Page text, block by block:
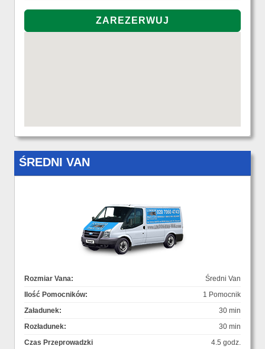
ŚREDNI VAN
Rozmiar Vana:
Średni Van
Ilość Pomocników:
1 Pomocnik
Załadunek:
30 min
Rozładunek:
30 min
Czas Przeprowadzki
4.5 godz.